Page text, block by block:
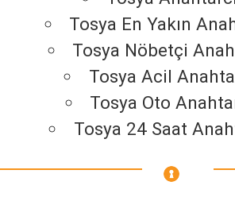
Tosya En Yakın
Tosya Nöbetçi
Tosya Acil
Tosya Oto
Tosya 24 Saat